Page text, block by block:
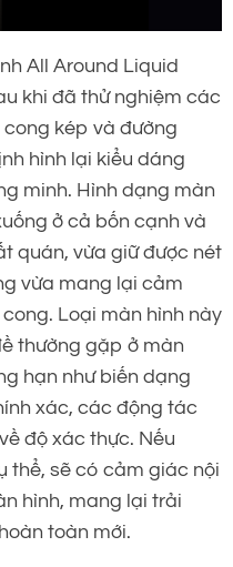
All Around Liquid
khi đã thử nghiệm các
kép và đường
hình lại kiểu dáng
minh. Hình dạng màn
ở cả bốn cạnh và
quán, vừa giữ được nét
vừa mang lại cảm
Loại màn hình này
thường gặp ở màn
hạn như biến dạng
xác, các động tác
độ xác thực. Nếu
thể, sẽ có cảm giác nội
hình, mang lại trải
toàn mới.